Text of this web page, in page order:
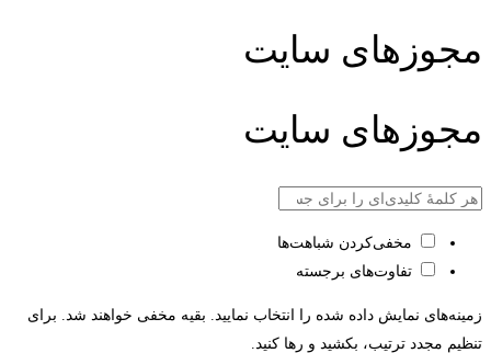
مجوزهای سایت
مجوزهای سایت
مخفی‌کردن شباهت‌ها
تفاوت‌های برجسته
زمینه‌های نمایش داده شده را انتخاب نمایید. بقیه مخفی خواهند شد. برای
تنظیم مجدد ترتیب، بکشید و رها کنید.